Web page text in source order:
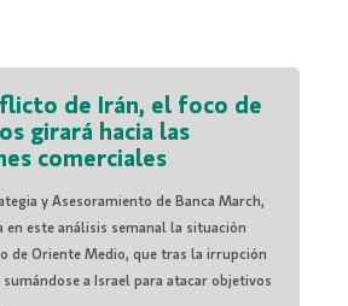
de Irán, el foco de
girará hacia las
comerciales
y Asesoramiento de Banca March,
en este análisis semanal la situación
de Oriente Medio, que tras la irrupción
sumándose a Israel para atacar objetivos